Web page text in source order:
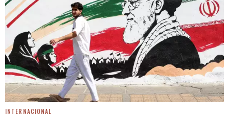
INTERNACIONAL